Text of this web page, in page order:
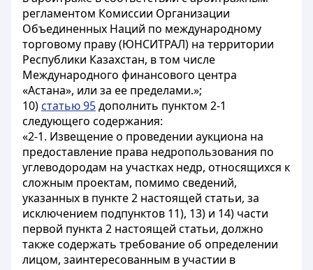
регламентом Комиссии Организации
Объединенных Наций по международному
торговому праву (ЮНСИТРАЛ) на территории
Республики Казахстан, в том числе
Международного финансового центра
«Астана», или за ее пределами.»;
10) статью 95дополнить пунктом 2-1
следующего содержания:
«2-1. Извещение о проведении аукциона на
предоставление права недропользования по
углеводородам на участках недр, относящихся к
сложным проектам, помимо сведений,
указанных в пункте 2 настоящей статьи, за
исключением подпунктов 11), 13) и 14) части
первой пункта 2 настоящей статьи, должно
также содержать требование об определении
лицом, заинтересованным в участии в